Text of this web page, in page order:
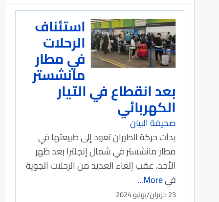
استئناف
الرحلات
في مطار
مانشستر
بعد انقطاع في التيار
الكهربائي
صحيفة البيان
بدأت حركة الطيران تعود إلى طبيعتها في
مطار مانشستر في شمال إنجلترا بعد ظهر
الأحد، عقب إلغاء العديد من الرحلات الجوية
فيMore...
23 حزيران/يونيو 2024